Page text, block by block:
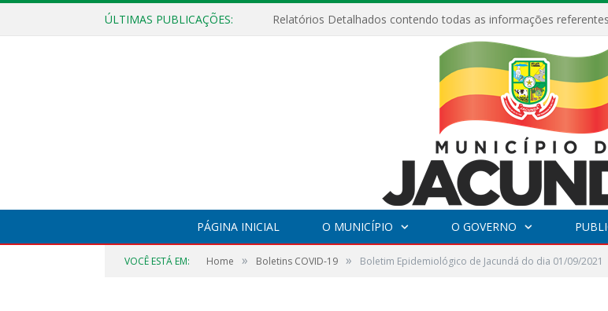
ÚLTIMAS PUBLICAÇÕES:
PÁGINA INICIAL O MUNICÍPIO O GOVERNO
VOCÊ ESTÁ EM: Home » Boletins COVID-19 » Boletim Epidemiológico de Jacundá do dia 01/09/2021